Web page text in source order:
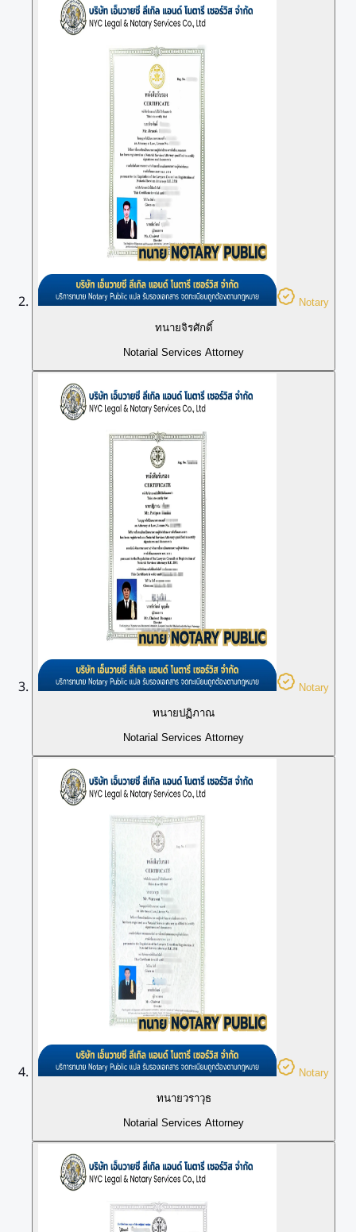
Notary
ทนายจิรศักดิ์
Notarial Services Attorney
Notary
ทนายปฏิภาณ
Notarial Services Attorney
Notary
ทนายวราวุธ
Notarial Services Attorney